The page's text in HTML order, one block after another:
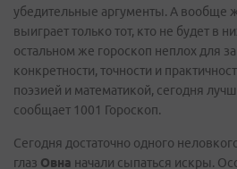
убедительные аргументы. А вообще
выиграет только тот, кто не будет в
остальном же гороскоп неплох для
конкретности, точности и
поэзией и математикой, сегодня
сообщает 1001 Гороскоп.
Сегодня достаточно одного
глаз Овна начали сыпаться искры.